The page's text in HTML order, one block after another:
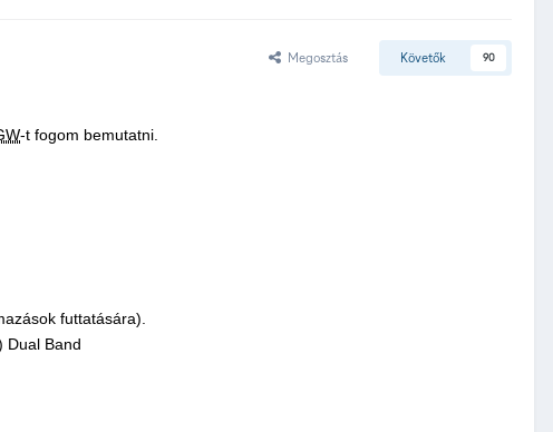
Megosztás Követők 90
-t fogom bemutatni.
futtatására).
Dual Band